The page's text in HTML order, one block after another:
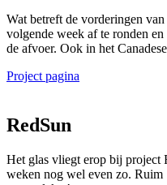
Wat betreft de vorderingen
volgende week af te ronden
de afvoer. Ook in het
Project pagina
RedSun
Het glas vliegt erop bij project
weken nog wel even zo. Ruim